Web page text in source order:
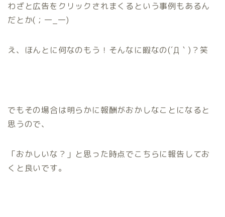
わざと広告をクリックされまくる という事例もあるん
だとか(；一_一)
え、ほんとに何なのもう！そんなに暇なの(´Д｀)？笑
でもその場合は明らかに報酬がおかしなことになると
思うので、
「おかしいな？」と思った時点でこちらに報告してお
くと良いです。